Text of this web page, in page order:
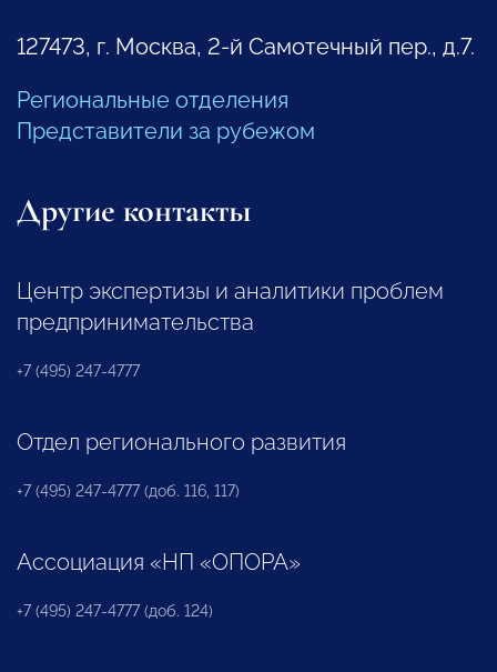
127473, г. Москва, 2-й Самотечный пер., д.7.
Региональные отделения
Представители за рубежом
Другие контакты
Центр экспертизы и аналитики проблем
предпринимательства
+7 (495) 247-4777
Отдел регионального развития
+7 (495) 247-4777 (доб. 116, 117)
Ассоциация «НП «ОПОРА»
+7 (495) 247-4777 (доб. 124)